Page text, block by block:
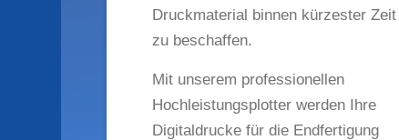
Druckmaterial binnen kürzester Zeit
zu beschaffen.
Mit unserem professionellen
Hochleistungsplotter werden Ihre
Digitaldrucke für die Endfertigung